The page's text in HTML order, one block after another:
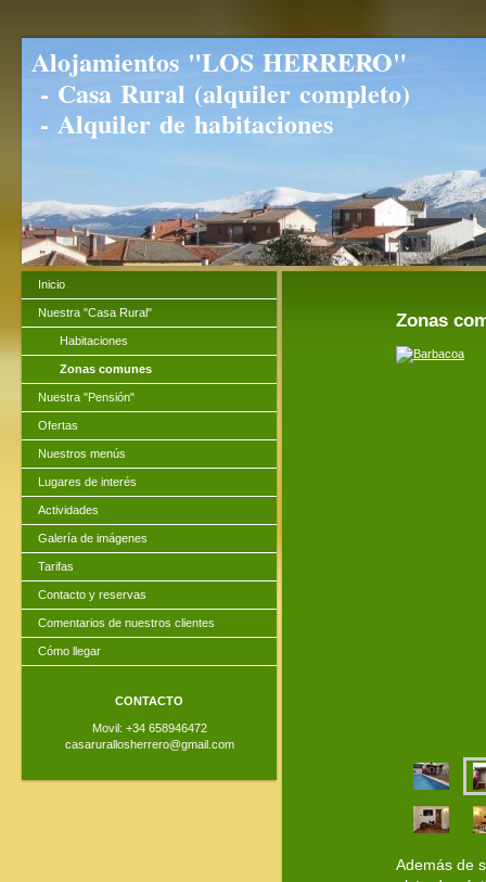
Alojamientos "LOS HERRERO"
- Casa Rural (alquiler completo)
- Alquiler de habitaciones
Inicio
Nuestra "Casa Rural"
Habitaciones
Zonas comunes
Nuestra "Pensión"
Ofertas
Nuestros menús
Lugares de interés
Actividades
Galería de imágenes
Tarifas
Contacto y reservas
Comentarios de nuestros clientes
Cómo llegar
CONTACTO
Movil: +34 658946472
casarurallosherrero@gmail.com
Zonas
Además de